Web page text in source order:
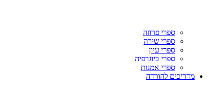
ספרי פרוזה
ספרי שירה
ספרי עיון
ספרי ביוגרפיה
ספרי אמנות
מדריכים להורדה